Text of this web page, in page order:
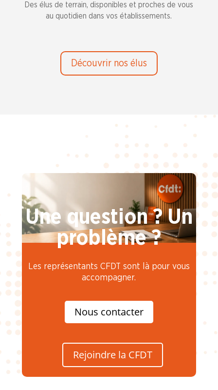
Des élus de terrain, disponibles et proches de vous
au quotidien dans vos établissements.
Découvrir nos élus
Une question ? Un
problème ?
Les représentants CFDT sont là pour vous
accompagner.
Nous contacter
Rejoindre la CFDT